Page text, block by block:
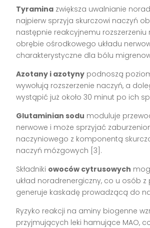
Tyramina zwiększa uwalnianie
najpierw sprzyja skurczowi naczyń
następnie reakcyjnemu rozszerzeniu
obrębie ośrodkowego układu
charakterystyczne dla bólu
Azotany i azotyny podnoszą
wywołują rozszerzenie naczyń, a
wystąpić już około 30 minut po ich
Glutaminian sodu moduluje
nerwowe i może sprzyjać
naczyniowego z komponentą
naczyń mózgowych [3].
Składniki owoców cytrusowych
układ noradrenergiczny, co u osób
generuje kaskadę prowadzącą do
Ryzyko reakcji na aminy biogenne
przyjmujących leki hamujące MAO,